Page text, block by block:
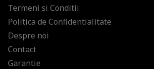
Termeni si Conditii
Politica de Confidentialitate
Despre noi
Contact
Garantie